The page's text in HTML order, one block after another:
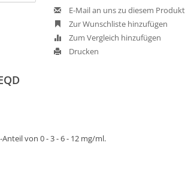
E-Mail an uns zu diesem Produkt
Zur Wunschliste hinzufügen
Zum Vergleich hinzufügen
Drucken
von 0 - 3 - 6 - 12 mg/ml.